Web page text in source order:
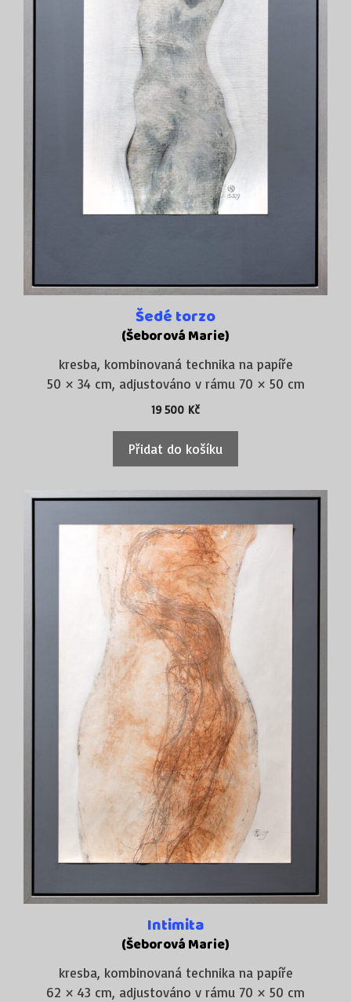
Šedé torzo
(Šeborová Marie)
kresba, kombinovaná technika na papíře
50 × 34 cm, adjustováno v rámu 70 × 50 cm
19 500 Kč
Přidat do košíku
Intimita
(Šeborová Marie)
kresba, kombinovaná technika na papíře
62 × 43 cm, adjustováno v rámu 70 × 50 cm